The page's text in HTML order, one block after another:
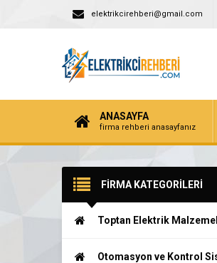
elektrikcirehberi@gmail.com
ANASAYFA
firma rehberi anasayfanız
FİRMA KATEGORİLERİ
Toptan Elektrik
Otomasyon ve Kontrol